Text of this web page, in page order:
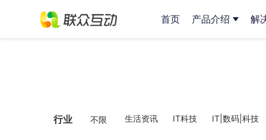
行业 不限 生活资讯 IT科技 IT|数码|科技
首页 产品介绍 解